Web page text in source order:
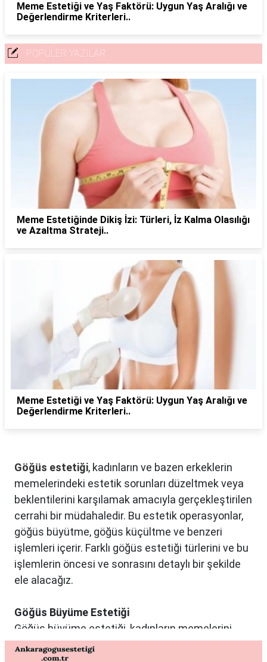
Meme Estetiği ve Yaş Faktörü: Uygun Yaş Aralığı ve
Değerlendirme Kriterleri..
POPÜLER YAZILAR
Meme Estetiğinde Dikiş İzi: Türleri, İz Kalma Olasılığı
ve Azaltma Strateji..
Meme Estetiği ve Yaş Faktörü: Uygun Yaş Aralığı ve
Değerlendirme Kriterleri..
Göğüs estetiği, kadınların ve bazen erkeklerin
memelerindeki estetik sorunları düzeltmek veya
beklentilerini karşılamak amacıyla gerçekleştirilen
cerrahi bir müdahaledir. Bu estetik operasyonlar,
göğüs büyütme, göğüs küçültme ve benzeri
işlemleri içerir. Farklı göğüs estetiği türlerini ve bu
işlemlerin öncesi ve sonrasını detaylı bir şekilde
ele alacağız.
Göğüs Büyüme Estetiği
Göğüs büyüme estetiği, kadınların memelerini
istedikleri boyuta getirmek ve vücut oranlarını